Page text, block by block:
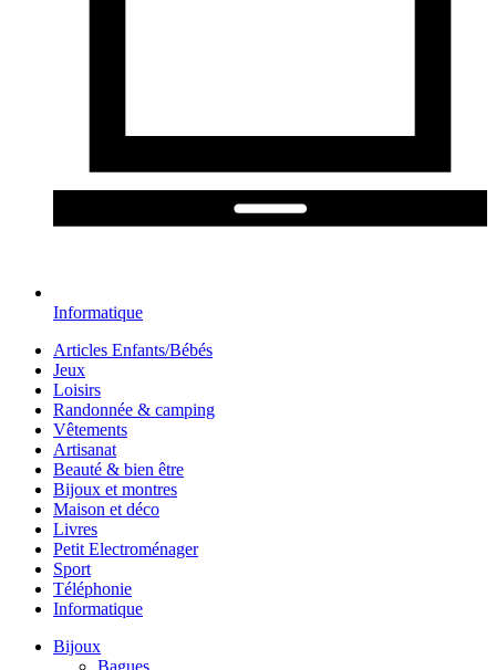
Informatique
Articles Enfants/Bébés
Jeux
Loisirs
Randonnée & camping
Vêtements
Artisanat
Beauté & bien être
Bijoux et montres
Maison et déco
Livres
Petit Electroménager
Sport
Téléphonie
Informatique
Bijoux
Bagues